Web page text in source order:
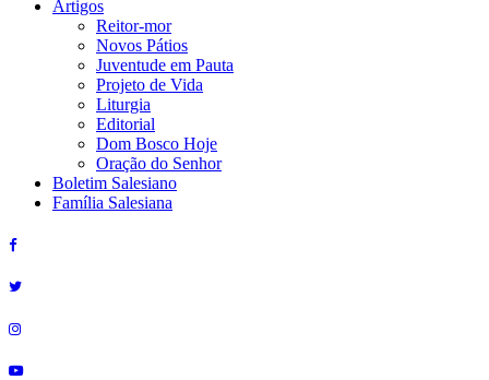
Artigos
Reitor-mor
Novos Pátios
Juventude em Pauta
Projeto de Vida
Liturgia
Editorial
Dom Bosco Hoje
Oração do Senhor
Boletim Salesiano
Família Salesiana